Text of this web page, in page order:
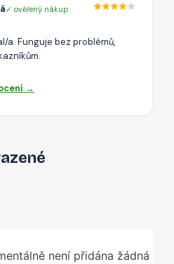
✓ ověřený nákup
a. Funguje bez problémů,
→
není přidána žádná